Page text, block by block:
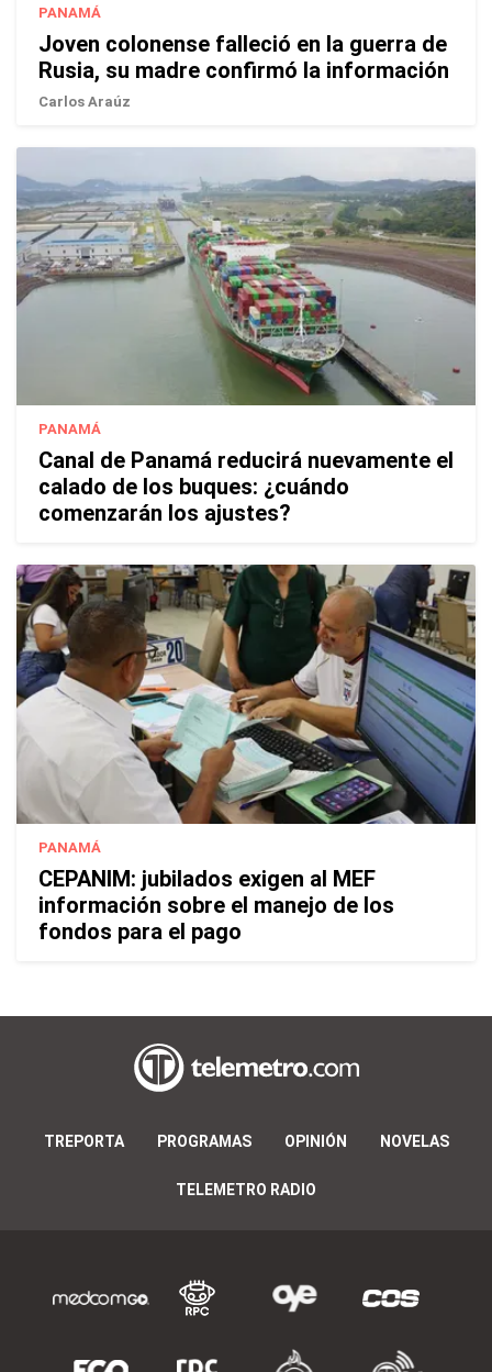
PANAMÁ
Joven colonense falleció en la guerra de
Rusia, su madre confirmó la información
Carlos Araúz
PANAMÁ
Canal de Panamá reducirá nuevamente el
calado de los buques: ¿cuándo
comenzarán los ajustes?
PANAMÁ
CEPANIM: jubilados exigen al MEF
información sobre el manejo de los
fondos para el pago
TREPORTA PROGRAMAS OPINIÓN NOVELAS
TELEMETRO RADIO